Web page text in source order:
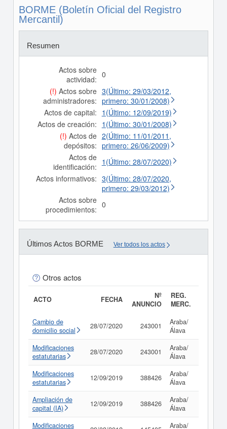
BORME (Boletín Oficial del Registro
Mercantil)
Resumen
Actos sobre
actividad: 0
(!) Actos sobre
administradores:
3(Último: 29/03/2012,
primero: 30/01/2008)
Actos de capital: 1(Último: 12/09/2019)
Actos de creación: 1(Último: 30/01/2008)
(!) Actos de
depósitos:
2(Último: 11/01/2011,
primero: 26/06/2009)
Actos de
identificación: 1(Último: 28/07/2020)
Actos informativos: 3(Último: 28/07/2020,
primero: 29/03/2012)
Actos sobre
procedimientos: 0
Últimos Actos BORME Ver todos los actos
Otros actos
ACTO FECHA
Nº
ANUNCIO
REG.
MERC.
Cambio de
domicilio social
28/07/2020 243001
Araba/
Álava
Modificaciones
estatutarias
28/07/2020 243001
Araba/
Álava
Modificaciones
estatutarias
12/09/2019 388426
Araba/
Álava
Ampliación de
capital (IA)
12/09/2019 388426
Araba/
Álava
Modificaciones Araba/